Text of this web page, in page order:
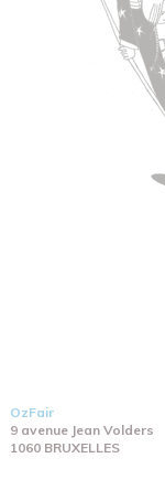
OzFair
9 avenue Jean Volders
1060 BRUXELLES